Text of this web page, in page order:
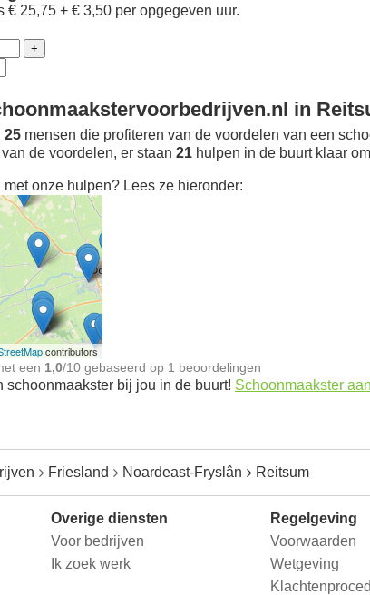
25,75 + € 3,50 per opgegeven uur.
in
25 mensen die profiteren van de voordelen van een
de voordelen, er staan 21 hulpen in de buurt klaar
onze hulpen? Lees ze hieronder:
bij
contributors
een 1,0/10 gebaseerd op 1 beoordelingen
schoonmaakster bij jou in de buurt! Schoonmaakster
Friesland Noardeast-Fryslân Reitsum
Overige diensten
Voor bedrijven
Ik zoek werk
Regelgeving
Voorwaarden
Wetgeving